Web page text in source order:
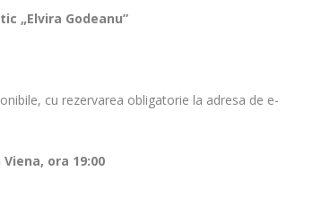
„Elvira Godeanu”
cu rezervarea obligatorie la adresa de e-
ora 19:00